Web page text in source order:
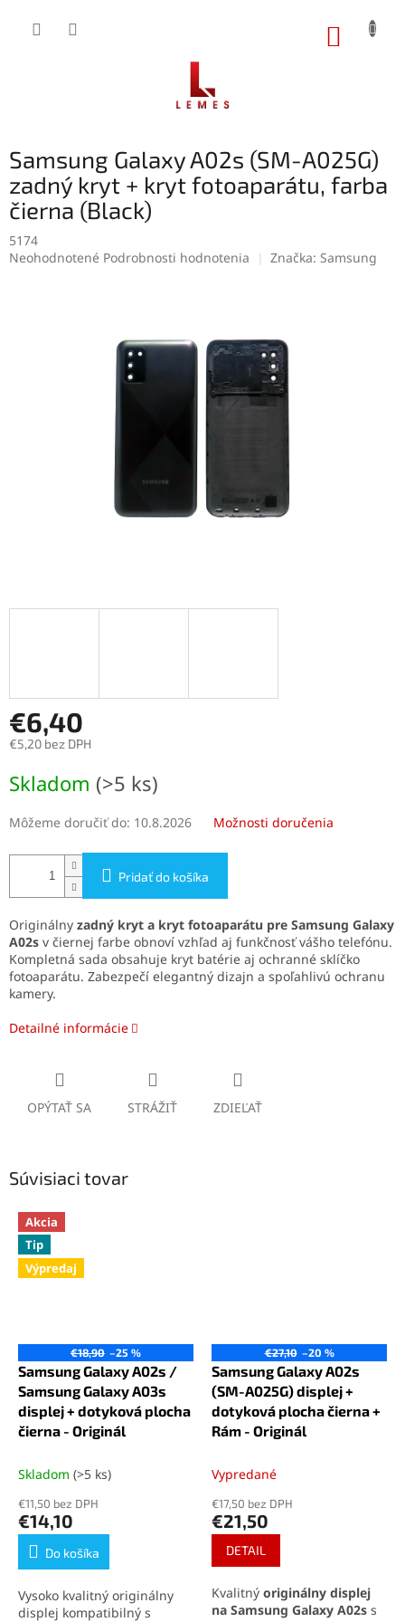
Samsung Galaxy A02s (SM-A025G)
zadný kryt + kryt fotoaparátu, farba
čierna (Black)
5174
Priemerné
Neohodnotené Podrobnosti hodnotenia Značka: Samsung
€6,40
€5,20 bez DPH
cena:
Skladom (>5 ks)
Môžeme doručiť do: 10.8.2026 Možnosti doručenia
Pridať do košíka
Originálny zadný kryt a kryt fotoaparátu pre Samsung Galaxy
A02s v čiernej farbe obnoví vzhľad aj funkčnosť vášho telefónu.
Kompletná sada obsahuje kryt batérie aj ochranné sklíčko
fotoaparátu. Zabezpečí elegantný dizajn a spoľahlivú ochranu
kamery.
Detailné informácie
OPÝTAŤ SA STRÁŽIŤ ZDIEĽAŤ
Súvisiaci tovar
Akcia
Tip
Výpredaj
€18,90 –25 %
Samsung Galaxy A02s /
Samsung Galaxy A03s
displej + dotyková plocha
čierna - Originál
Skladom (>5 ks)
€11,50 bez DPH
€14,10
Do košíka
Vysoko kvalitný originálny
displej kompatibilný s
€27,10 –20 %
Samsung Galaxy A02s
(SM-A025G) displej +
dotyková plocha čierna +
Rám - Originál
Vypredané
€17,50 bez DPH
€21,50
DETAIL
Kvalitný originálny displej
na Samsung Galaxy A02s s